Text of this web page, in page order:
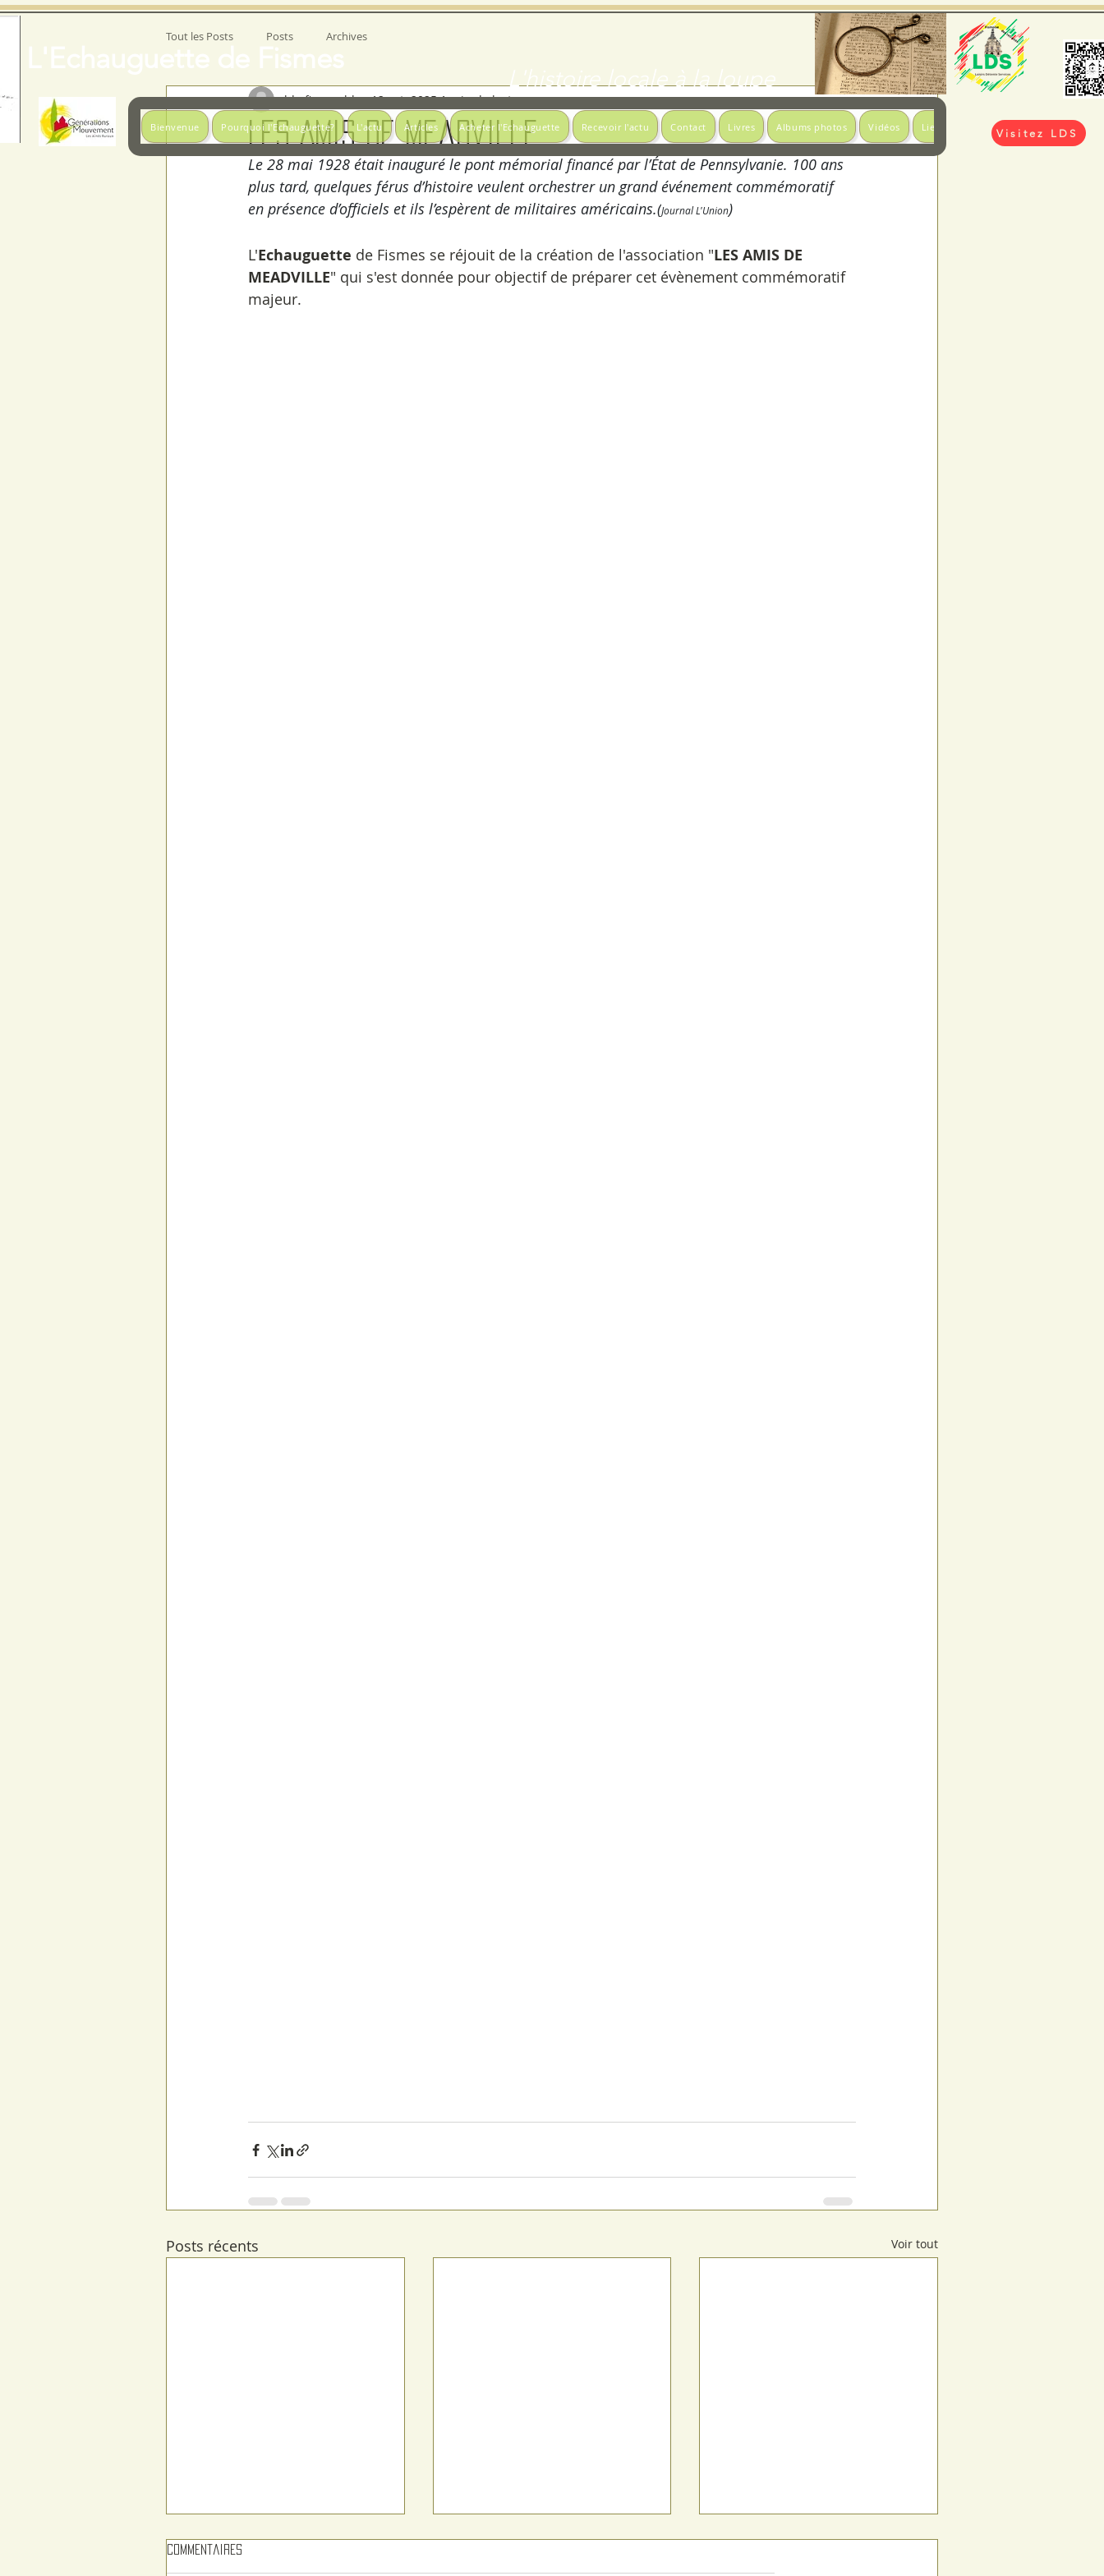
L'Echauguette de Fismes
L'histoire locale à la loupe
Bienvenue Pourquoi l'Echauguette? L'actu Articles Acheter l'Echauguette Recevoir l'actu Contact Livres Albums photos Vidéos Liens utiles
Visitez LDS
Tout les Posts Posts Archives
Les Amis de Meadville
lds-fismes-blog 12 oct. 2025 1 min de lecture
Le 28 mai 1928 était inauguré le pont mémorial financé par l’État de Pennsylvanie. 100 ans
plus tard, quelques férus d’histoire veulent orchestrer un grand événement commémoratif
en présence d’officiels et ils l’espèrent de militaires américains.(Journal L'Union)
L'Echauguette de Fismes se réjouit de la création de l'association "LES AMIS DE
MEADVILLE" qui s'est donnée pour objectif de préparer cet évènement commémoratif
majeur.
Posts récents Voir tout
Commentaires